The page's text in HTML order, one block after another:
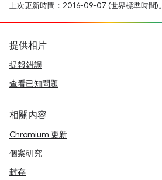
上次更新時間：2016-09-07 (世界標準時間)。
提供相片
提報錯誤
查看已知問題
相關內容
Chromium 更新
個案研究
封存